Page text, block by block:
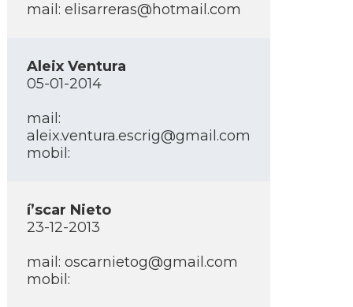
mail: elisarreras@hotmail.com
Aleix Ventura
05-01-2014
mail:
aleix.ventura.escrig@gmail.com
mobil:
í’scar Nieto
23-12-2013
mail: oscarnietog@gmail.com
mobil: